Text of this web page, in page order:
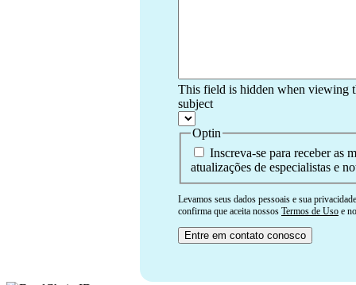
This field is hidden when viewing
subject
Optin
Inscreva-se para receber as
atualizações de especialistas e
Levamos seus dados pessoais e sua
confirma que aceita nossos Termos de Uso e